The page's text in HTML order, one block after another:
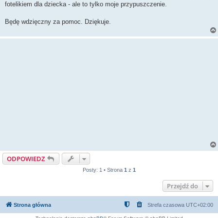
fotelikiem dla dziecka - ale to tylko moje przypuszczenie.
Będę wdzięczny za pomoc. Dziękuje.
ODPOWIEDZ
Posty: 1 • Strona 1 z 1
Przejdź do
Strona główna Strefa czasowa UTC+02:00